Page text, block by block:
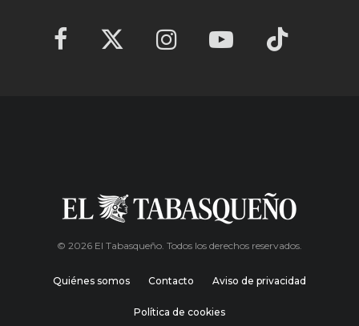
© 2026 El Tabasqueño. Todos los derechos reservados.
Quiénes somos Contacto Aviso de privacidad
Política de cookies